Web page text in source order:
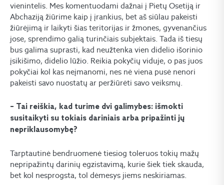
vienintelis. Mes komentuodami dažnai į Pietų Osetiją ir
Abchaziją žiūrime kaip į įrankius, bet aš siūlau pakeisti
žiūrėjimą ir laikyti šias teritorijas ir žmones, gyvenančius
jose, sprendimo galią turinčiais subjektais. Tada iš tiesų
bus galima suprasti, kad neužtenka vien didelio išorinio
įsikišimo, didelio lūžio. Reikia pokyčių viduje, o pas juos
pokyčiai kol kas neįmanomi, nes nė viena pusė nenori
pakeisti savo nuostatų ar peržiūrėti savo veiksmų.
– Tai reiškia, kad turime dvi galimybes: išmokti
susitaikyti su tokiais dariniais arba pripažinti jų
nepriklausomybę?
Tarptautinė bendruomenė tiesiog toleruos tokių mažų
nepripažintų darinių egzistavimą, kurie šiek tiek skauda,
bet kol nesprogsta, tol dėmesys jiems neskiriamas.